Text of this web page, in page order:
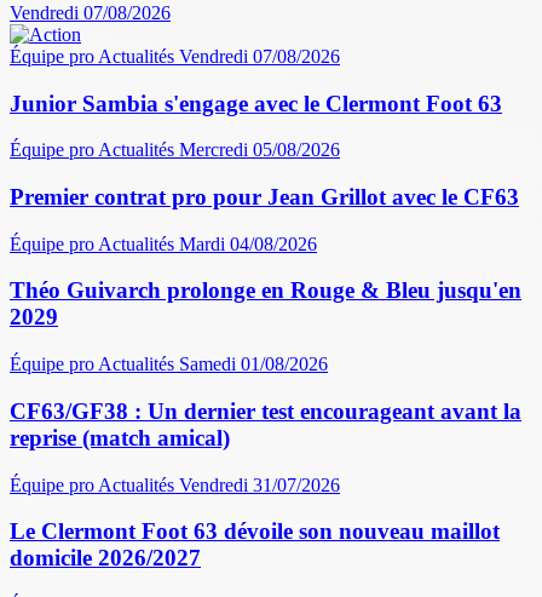
Vendredi 07/08/2026
Équipe pro Actualités Vendredi 07/08/2026
Junior Sambia s'engage avec le Clermont Foot 63
Équipe pro Actualités Mercredi 05/08/2026
Premier contrat pro pour Jean Grillot avec le CF63
Équipe pro Actualités Mardi 04/08/2026
Théo Guivarch prolonge en Rouge & Bleu jusqu'en
2029
Équipe pro Actualités Samedi 01/08/2026
CF63/GF38 : Un dernier test encourageant avant la
reprise (match amical)
Équipe pro Actualités Vendredi 31/07/2026
Le Clermont Foot 63 dévoile son nouveau maillot
domicile 2026/2027